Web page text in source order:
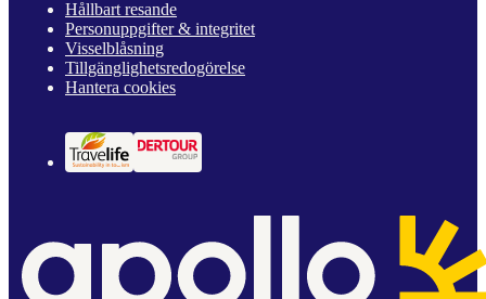
Hållbart resande
Personuppgifter & integritet
Visselblåsning
Tillgänglighetsredogörelse
Hantera cookies